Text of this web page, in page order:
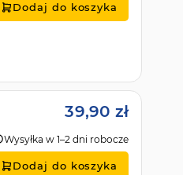
Dodaj do koszyka
39,90 zł
Wysyłka w 1–2 dni robocze
Dodaj do koszyka